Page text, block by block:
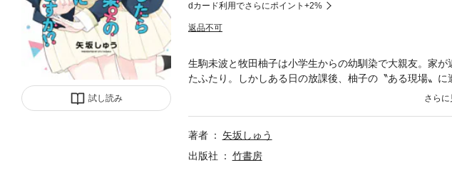
試し読み
dカード利用でさらにポイント+2%
返品不可
生駒未波と牧田柚子は小学生からの幼馴染で大親友。家
たふたり。しかしある日の放課後、柚子の〝ある現場〟
気づいてしまいーー!?一番近い存在からはじまる青春ガ
一弾が収録されています。第二弾は11/16発売「白き乙女
合」1巻に収録予定！】★単行本カバー下画像収録★
著者
矢坂しゅう
出版社
竹書房